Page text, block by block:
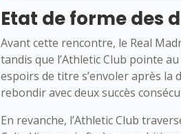
Etat de forme des
Avant cette rencontre, le Real
tandis que l’Athletic Club pointe
espoirs de titre s’envoler après la
rebondir avec deux succès
En revanche, l’Athletic Club